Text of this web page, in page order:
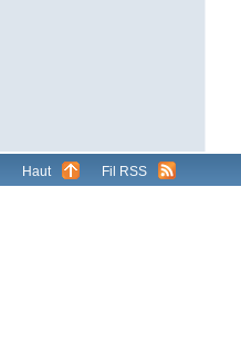
Haut Fil RSS